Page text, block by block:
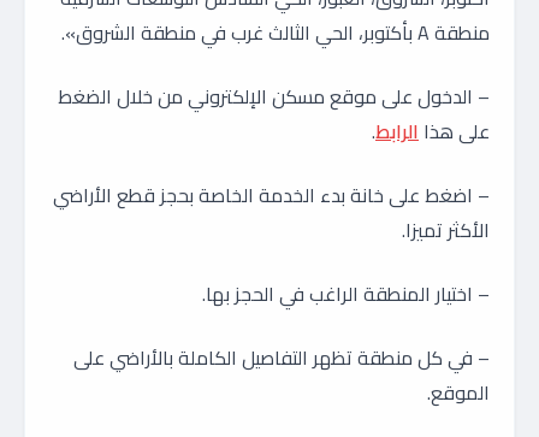
منطقة A بأكتوبر، الحي الثالث غرب في منطقة الشروق».
– الدخول على موقع مسكن الإلكتروني من خلال الضغط
على هذاالرابط.
– اضغط على خانة بدء الخدمة الخاصة بحجز قطع الأراضي
الأكثر تميزا.
– اختيار المنطقة الراغب في الحجز بها.
– في كل منطقة تظهر التفاصيل الكاملة بالأراضي على
الموقع.